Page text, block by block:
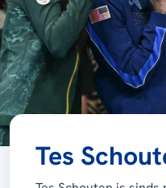
Tes